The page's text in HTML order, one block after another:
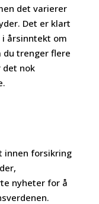
det varierer
Det er klart
årsinntekt om
du trenger flere
det nok
innen forsikring
nyheter for å